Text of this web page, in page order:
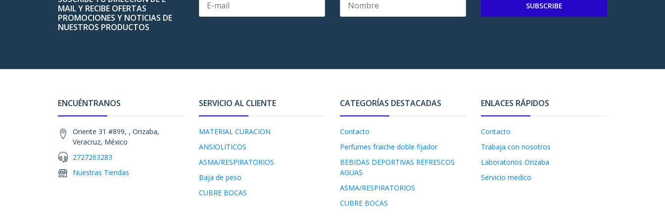
MAIL Y RECIBE OFERTAS
PROMOCIONES Y NOTICIAS DE
NUESTROS PRODUCTOS
SUBSCRIBE
ENCUÉNTRANOS
Oriente 31 #899, , Orizaba,
Veracruz, México
2727263283
Nuestras Tiendas
SERVICIO AL CLIENTE
MATERIAL CURACION
ANSIOLITICOS
ASMA/RESPIRATORIOS
Baja de peso
CUBRE BOCAS
CATEGORÍAS DESTACADAS
Contacto
Perfumes fraiche doble fijador
BEBIDAS DEPORTIVAS REFRESCOS
AGUAS
ASMA/RESPIRATORIOS
CUBRE BOCAS
ENLACES RÁPIDOS
Contacto
Trabaja con nosotros
Laboratorios Orizaba
Servicio medico